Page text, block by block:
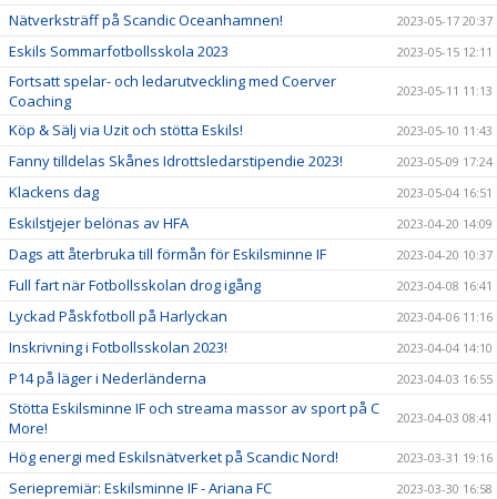
Nätverksträff på Scandic Oceanhamnen! 2023-05-17 20:37
Eskils Sommarfotbollsskola 2023 2023-05-15 12:11
Fortsatt spelar- och ledarutveckling med Coerver
Coaching
2023-05-11 11:13
Köp & Sälj via Uzit och stötta Eskils! 2023-05-10 11:43
Fanny tilldelas Skånes Idrottsledarstipendie 2023! 2023-05-09 17:24
Klackens dag 2023-05-04 16:51
Eskilstjejer belönas av HFA 2023-04-20 14:09
Dags att återbruka till förmån för Eskilsminne IF 2023-04-20 10:37
Full fart när Fotbollsskolan drog igång 2023-04-08 16:41
Lyckad Påskfotboll på Harlyckan 2023-04-06 11:16
Inskrivning i Fotbollsskolan 2023! 2023-04-04 14:10
P14 på läger i Nederländerna 2023-04-03 16:55
Stötta Eskilsminne IF och streama massor av sport på C
More!
2023-04-03 08:41
Hög energi med Eskilsnätverket på Scandic Nord! 2023-03-31 19:16
Seriepremiär: Eskilsminne IF - Ariana FC 2023-03-30 16:58